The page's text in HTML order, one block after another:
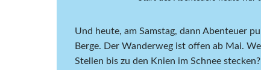
Und heute, am Samstag, dann Abenteuer
Berge. Der Wanderweg ist offen ab Mai.
Stellen bis zu den Knien im Schnee